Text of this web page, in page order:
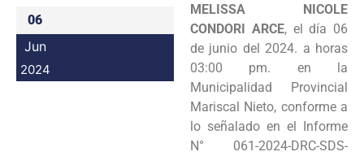
06
Jun
2024
MELISSA NICOLE
CONDORI ARCE, el día 06
de junio del 2024. a horas
03:00 pm. en la
Municipalidad Provincial
Mariscal Nieto, conforme a
lo señalado en el Informe
N° 061-2024-DRC-SDS-